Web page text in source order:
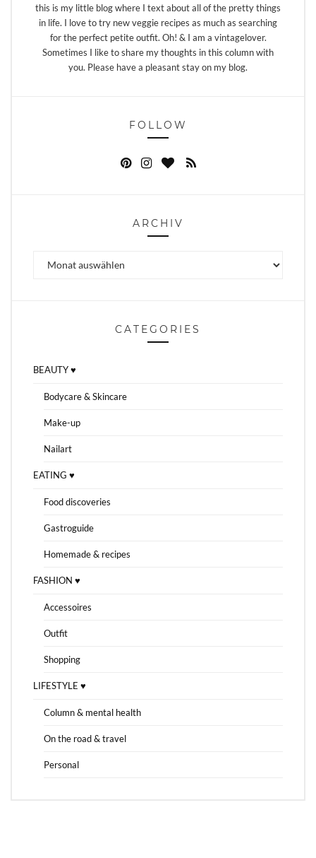
this is my little blog where I text about all of the pretty things
in life. I love to try new veggie recipes as much as searching
for the perfect petite outfit. Oh! & I am a vintagelover.
Sometimes I like to share my thoughts in this column with
you. Please have a pleasant stay on my blog.
FOLLOW
ARCHIV
CATEGORIES
BEAUTY ♥
Bodycare & Skincare
Make-up
Nailart
EATING ♥
Food discoveries
Gastroguide
Homemade & recipes
FASHION ♥
Accessoires
Outfit
Shopping
LIFESTYLE ♥
Column & mental health
On the road & travel
Personal